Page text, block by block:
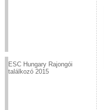
ESC Hungary Rajongói
találkozó 2015